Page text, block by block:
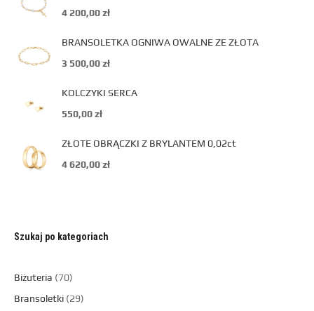
4 200,00zł
BRANSOLETKA OGNIWA OWALNE ZE ZŁOTA
3 500,00zł
KOLCZYKI SERCA
550,00zł
ZŁOTE OBRĄCZKI Z BRYLANTEM 0,02ct
4 620,00zł
Szukaj po kategoriach
Biżuteria
70
Bransoletki 29